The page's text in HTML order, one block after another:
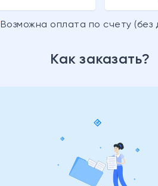
Возможна оплата по счету (без
Как заказать?